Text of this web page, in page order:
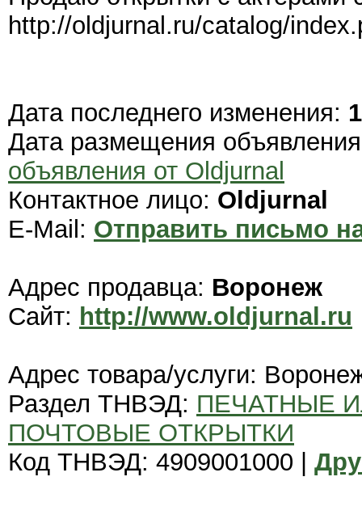
http://oldjurnal.ru/catalog/
Дата последнего изменения:
Дата размещения
объявления от Oldjurnal
Контактное лицо: Oldjurnal
E-Mail: Отправить письмо
Адрес продавца: Воронеж
Сайт: http://www.oldjurnal.ru
Адрес товара/услуги:
Раздел ТНВЭД: ПЕЧАТНЫЕ
ПОЧТОВЫЕ ОТКРЫТКИ
Код ТНВЭД: 4909001000 |